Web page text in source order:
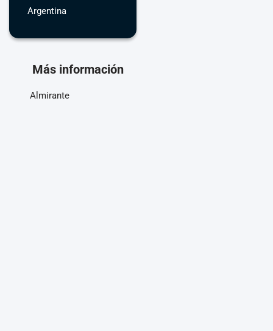
Argentina
Más información
Almirante